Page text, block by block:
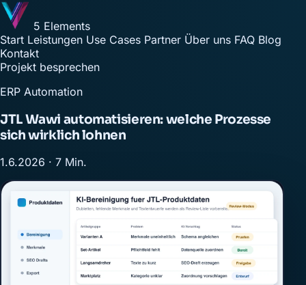
5 Elements
Start Leistungen Use Cases Partner Über uns FAQ Blog
Kontakt
Projekt besprechen
ERP Automation
JTL Wawi automatisieren: welche Prozesse
sich wirklich lohnen
1.6.2026 · 7 Min.